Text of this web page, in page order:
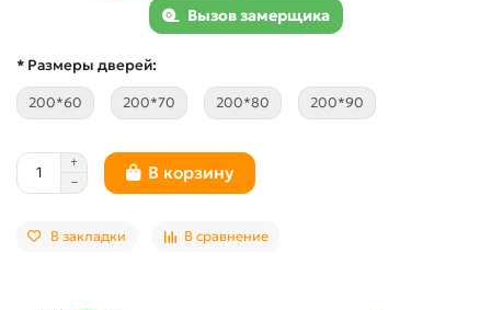
Вызов замерщика
* Размеры дверей:
200*60 200*70 200*80 200*90
В корзину
В закладки В сравнение